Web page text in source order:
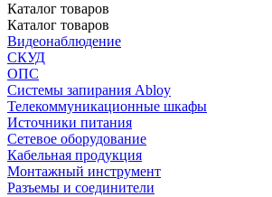
Каталог товаров
Каталог товаров
Видеонаблюдение
СКУД
ОПС
Системы запирания Abloy
Телекоммуникационные шкафы
Источники питания
Сетевое оборудование
Кабельная продукция
Монтажный инструмент
Разъемы и соединители